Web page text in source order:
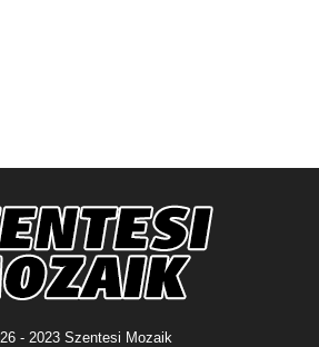
- 2023 Szentesi Mozaik